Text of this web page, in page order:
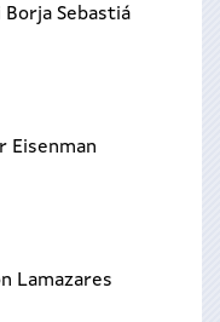
Sebastiá
Eisenman
Lamazares